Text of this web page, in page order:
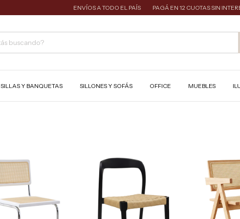
ENVÍOS A TODO EL PAÍS PAGÁ EN 12 CUOTAS SIN INTERÉS
SILLAS Y BANQUETAS SILLONES Y SOFÁS OFFICE MUEBLES